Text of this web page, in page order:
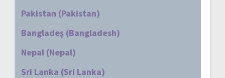
Pakistan (Pakistan)
Bangladeş (Bangladesh)
Nepal (Nepal)
Sri Lanka (Sri Lanka)